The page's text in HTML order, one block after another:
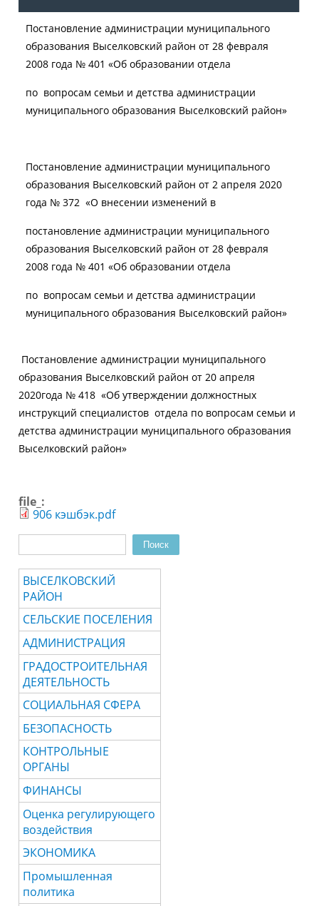
Постановление администрации муниципального
образования Выселковский район от 28 февраля
2008 года № 401 «Об образовании отдела
по вопросам семьи и детства администрации
муниципального образования Выселковский район»
Постановление администрации муниципального
образования Выселковский район от 2 апреля 2020
года № 372 «О внесении изменений в
постановление администрации муниципального
образования Выселковский район от 28 февраля
2008 года № 401 «Об образовании отдела
по вопросам семьи и детства администрации
муниципального образования Выселковский район»
Постановление администрации муниципального
образования Выселковский район от 20 апреля
2020года № 418 «Об утверждении должностных
инструкций специалистов отдела по вопросам семьи и
детства администрации муниципального образования
Выселковский район»
file_:
906 кэшбэк.pdf
Поиск
ВЫСЕЛКОВСКИЙ
РАЙОН
СЕЛЬСКИЕ ПОСЕЛЕНИЯ
АДМИНИСТРАЦИЯ
ГРАДОСТРОИТЕЛЬНАЯ
ДЕЯТЕЛЬНОСТЬ
СОЦИАЛЬНАЯ СФЕРА
БЕЗОПАСНОСТЬ
КОНТРОЛЬНЫЕ
ОРГАНЫ
ФИНАНСЫ
Оценка регулирующего
воздействия
ЭКОНОМИКА
Промышленная
политика